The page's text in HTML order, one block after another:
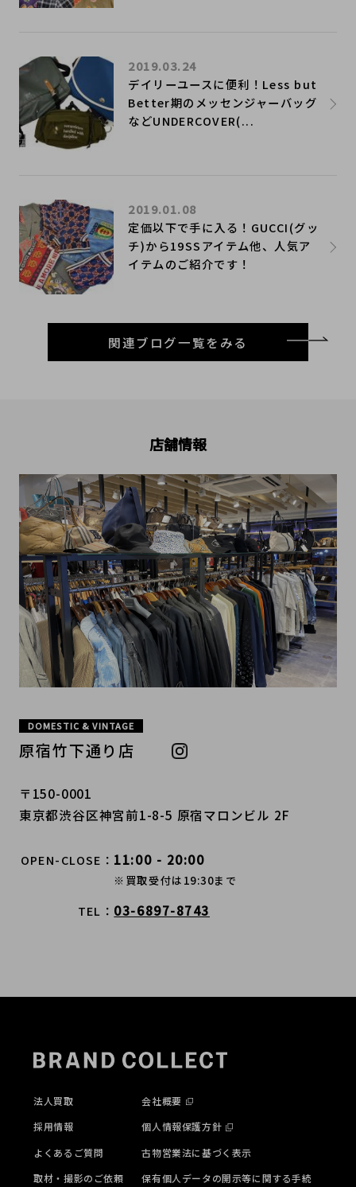
デイリーユースに便利！Less but
Better期のメッセンジャーバッグ
などUNDERCOVER(...
2019.03.24
定価以下で手に入る！GUCCI(グッ
チ)から19SSアイテム他、人気ア
イテムのご紹介です！
2019.01.08
関連ブログ一覧をみる
店舗情報
DOMESTIC & VINTAGE
原宿竹下通り店
〒150-0001
東京都渋谷区神宮前1-8-5 原宿マロンビル 2F
OPEN-CLOSE 11:00 - 20:00
※買取受付は19:30まで
TEL 03-6897-8743
法人買取
採用情報
よくあるご質問
取材・撮影のご依頼
会社概要
個人情報保護方針
古物営業法に基づく表示
保有個人データの開示等に関する手続